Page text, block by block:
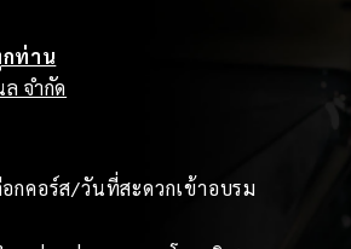
ท่าน
จำกัด
กคอร์ส/วันที่สะดวกเข้าอบรม